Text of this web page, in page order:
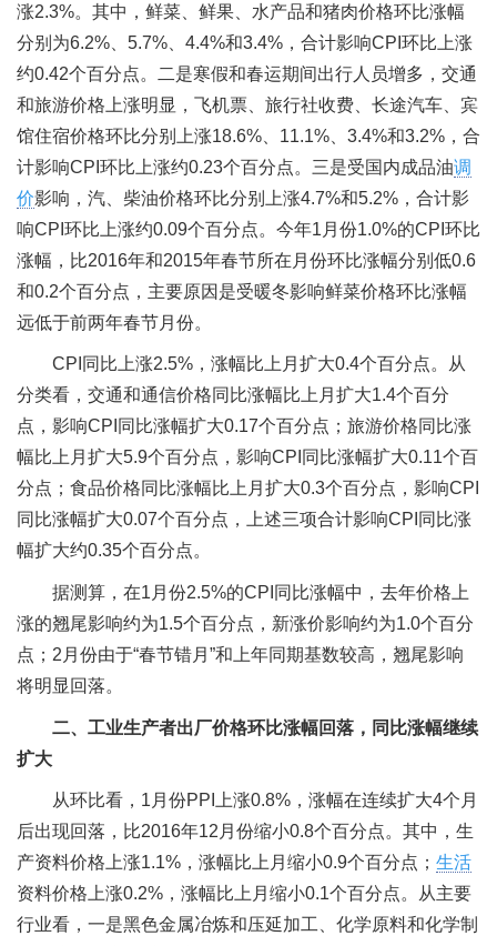
涨2.3%。其中，鲜菜、鲜果、水产品和猪肉价格环比涨幅
分别为6.2%、5.7%、4.4%和3.4%，合计影响CPI环比上涨
约0.42个百分点。二是寒假和春运期间出行人员增多，交通
和旅游价格上涨明显，飞机票、旅行社收费、长途汽车、宾
馆住宿价格环比分别上涨18.6%、11.1%、3.4%和3.2%，合
计影响CPI环比上涨约0.23个百分点。三是受国内成品油调
价影响，汽、柴油价格环比分别上涨4.7%和5.2%，合计影
响CPI环比上涨约0.09个百分点。今年1月份1.0%的CPI环比
涨幅，比2016年和2015年春节所在月份环比涨幅分别低0.6
和0.2个百分点，主要原因是受暖冬影响鲜菜价格环比涨幅
远低于前两年春节月份。
CPI同比上涨2.5%，涨幅比上月扩大0.4个百分点。从
分类看，交通和通信价格同比涨幅比上月扩大1.4个百分
点，影响CPI同比涨幅扩大0.17个百分点；旅游价格同比涨
幅比上月扩大5.9个百分点，影响CPI同比涨幅扩大0.11个百
分点；食品价格同比涨幅比上月扩大0.3个百分点，影响CPI
同比涨幅扩大0.07个百分点，上述三项合计影响CPI同比涨
幅扩大约0.35个百分点。
据测算，在1月份2.5%的CPI同比涨幅中，去年价格上
涨的翘尾影响约为1.5个百分点，新涨价影响约为1.0个百分
点；2月份由于“春节错月”和上年同期基数较高，翘尾影响
将明显回落。
二、工业生产者出厂价格环比涨幅回落，同比涨幅继续
扩大
从环比看，1月份PPI上涨0.8%，涨幅在连续扩大4个月
后出现回落，比2016年12月份缩小0.8个百分点。其中，生
产资料价格上涨1.1%，涨幅比上月缩小0.9个百分点； 生活
资料价格上涨0.2%，涨幅比上月缩小0.1个百分点。从主要
行业看，一是黑色金属冶炼和压延加工、化学原料和化学制